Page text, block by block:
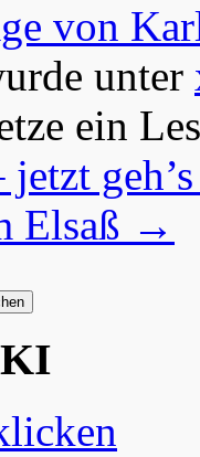
von
unter
ein
jetzt
Elsaß →